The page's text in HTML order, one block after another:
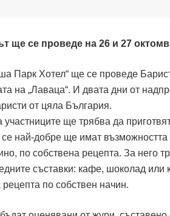
ще се проведе на 26 и 27
Парк Хотел“ ще се проведе
на „Лаваца“. И двата дни от
от цяла България.
ще трябва да
най-добре ще имат възможността
по собствена рецепта. За него
съставки: кафе, шоколад или
по собствен начин.